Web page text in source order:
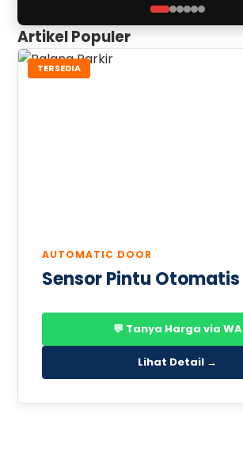
Artikel Populer
TERSEDIA
AUTOMATIC DOOR
Sensor Pintu Otomatis
💬 Tanya Harga via WA
Lihat Detail →